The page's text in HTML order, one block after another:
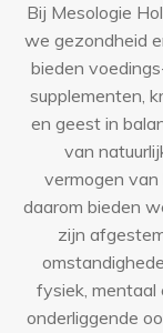
Bij Mesologie
we gezondheid
bieden
supplementen,
en geest in
van
vermogen van
daarom bieden
zijn
fysiek, mentaal
onderliggende